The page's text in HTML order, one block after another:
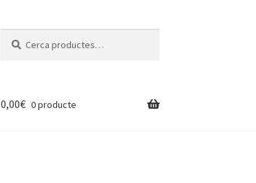
0,00€ 0 producte